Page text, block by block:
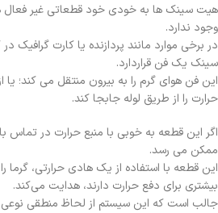
هیت سینک ها به خودی خود قطعاتی غیر
وجود ندارد.
در برخی موارد مانند پردازنده یا کارت گرافیک
سینک یک فن قراردارد.
این فن هوای گرم را به بیرون منتقل می کند؛
حرارت را از طریق لوله‌ جابجا کند.
اگر این قطعه به خوبی با منبع حرارت در تماس
ممکن می رسد.
این قطعه با استفاده از یک هادی حرارتی،
بیشتری برای دفع حرارت دارند، هدایت می‌کند.
جالب است که این سیستم از لحاظ منطقی نوعی